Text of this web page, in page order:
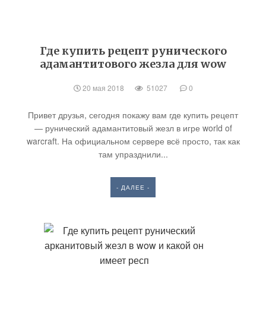
Где купить рецепт рунического
адамантитового жезла для wow
20 мая 2018 51027 0
Привет друзья, сегодня покажу вам где купить рецепт
— рунический адамантитовый жезл в игре world of
warcraft. На официальном сервере всё просто, так как
там упразднили...
- ДАЛЕЕ -